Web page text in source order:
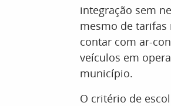
integração sem
mesmo de
contar com ar-
veículos em
município.
O critério de